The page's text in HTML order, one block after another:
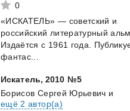
0
«ИСКАТЕЛЬ» — советский и
российский литературный
Издаётся с 1961 года.
фантас...
Искатель, 2010 №5
Борисов Сергей Юрьевич и
ещё 2 автор(а)